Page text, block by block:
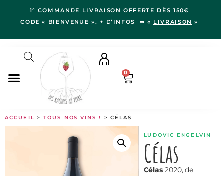
1° COMMANDE LIVRAISON OFFERTE DÈS 150€
CODE « BIENVENUE ». + D’INFOS ➡ « LIVRAISON »
RÉGIONS
IDÉES CADEAUX
NOS VIGNERON.NE.S
0
ACCUEIL >TOUS NOS VINS ! > CÉLAS
LUDOVIC ENGELVIN
Célas
Célas 2020, de